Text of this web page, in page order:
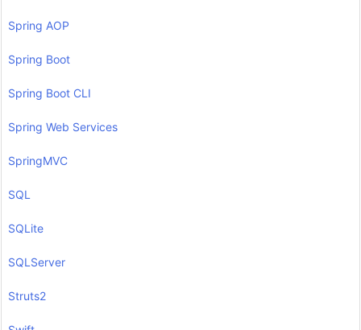
Spring AOP
Spring Boot
Spring Boot CLI
Spring Web Services
SpringMVC
SQL
SQLite
SQLServer
Struts2